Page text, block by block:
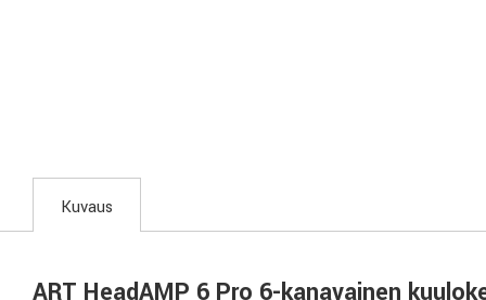
Kuvaus
ART HeadAMP 6 Pro 6-kanavainen